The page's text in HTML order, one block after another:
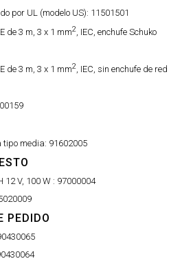
por UL (modelo US): 11501501
de 3 m, 3 x 1 mm2, IEC, enchufe Schuko
de 3 m, 3 x 1 mm2, IEC, sin enchufe de red
media: 91602005
V, 100 W : 97000004
PEDIDO